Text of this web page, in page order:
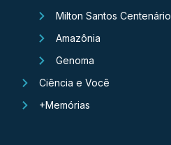
Milton Santos Centenário
Amazônia
Genoma
Ciência e Você
+Memórias